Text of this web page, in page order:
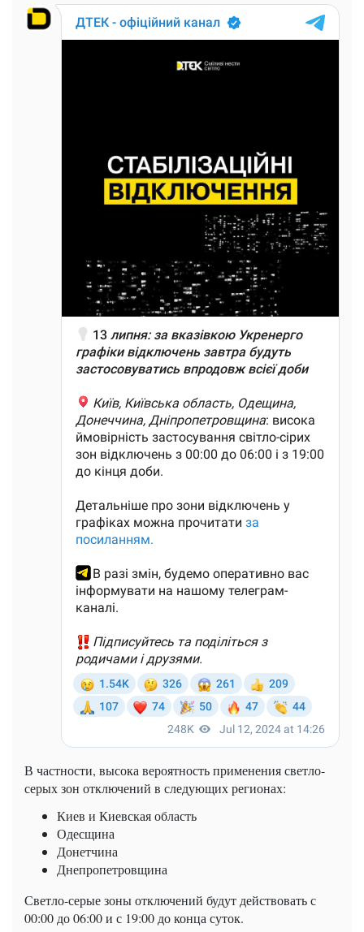
В частности, высока вероятность применения светло-
серых зон отключений в следующих регионах:
Киев и Киевская область
Одесщина
Донетчина
Днепропетровщина
Светло-серые зоны отключений будут действовать с
00:00 до 06:00 и с 19:00 до конца суток.